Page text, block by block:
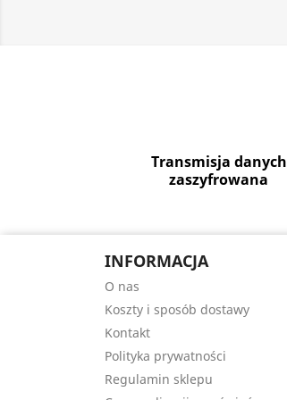
Transmisja danych
zaszyfrowana
INFORMACJA
O nas
Koszty i sposób dostawy
Kontakt
Polityka prywatności
Regulamin sklepu